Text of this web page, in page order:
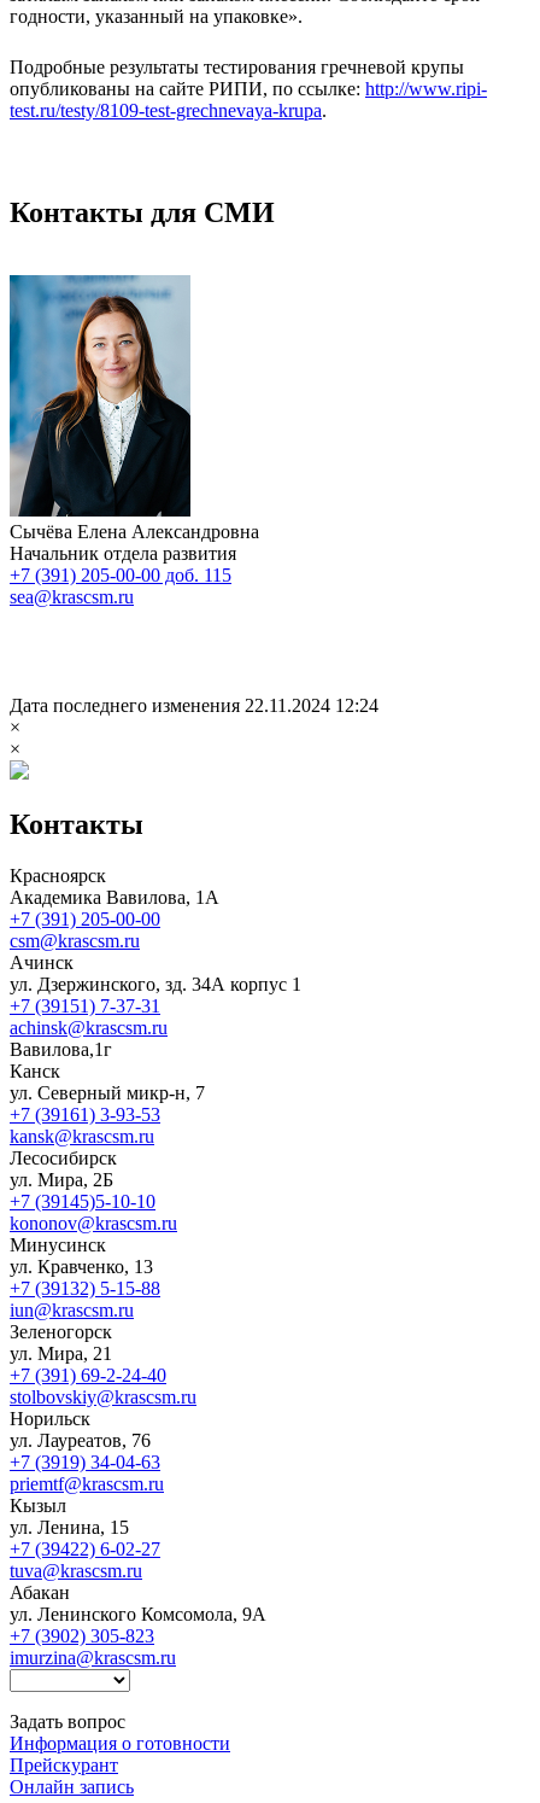
годности, указанный на упаковке».
Подробные результаты тестирования гречневой крупы
опубликованы на сайте РИПИ, по ссылке: http://www.ripi-
test.ru/testy/8109-test-grechnevaya-krupa.
Контакты для СМИ
Сычёва Елена Александровна
Начальник отдела развития
+7 (391) 205-00-00 доб. 115
sea@krascsm.ru
Дата последнего изменения 22.11.2024 12:24
×
×
Контакты
Красноярск
Академика Вавилова, 1А
+7 (391) 205-00-00
csm@krascsm.ru
Ачинск
ул. Дзержинского, зд. 34А корпус 1
+7 (39151) 7-37-31
achinsk@krascsm.ru
Вавилова,1г
Канск
ул. Северный микр-н, 7
+7 (39161) 3-93-53
kansk@krascsm.ru
Лесосибирск
ул. Мира, 2Б
+7 (39145)5-10-10
kononov@krascsm.ru
Минусинск
ул. Кравченко, 13
+7 (39132) 5-15-88
iun@krascsm.ru
Зеленогорск
ул. Мира, 21
+7 (391) 69-2-24-40
stolbovskiy@krascsm.ru
Норильск
ул. Лауреатов, 76
+7 (3919) 34-04-63
priemtf@krascsm.ru
Кызыл
ул. Ленина, 15
+7 (39422) 6-02-27
tuva@krascsm.ru
Абакан
ул. Ленинского Комсомола, 9А
+7 (3902) 305-823
imurzina@krascsm.ru
Задать вопрос
Информация о готовности
Прейскурант
Онлайн запись